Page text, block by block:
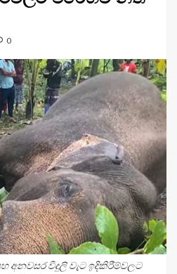
0
අනවසර විදුලි වැට ඉදිකිරීම්වලට